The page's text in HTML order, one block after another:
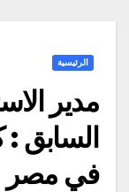
الرئيسية
مدير
السابق
في مصر